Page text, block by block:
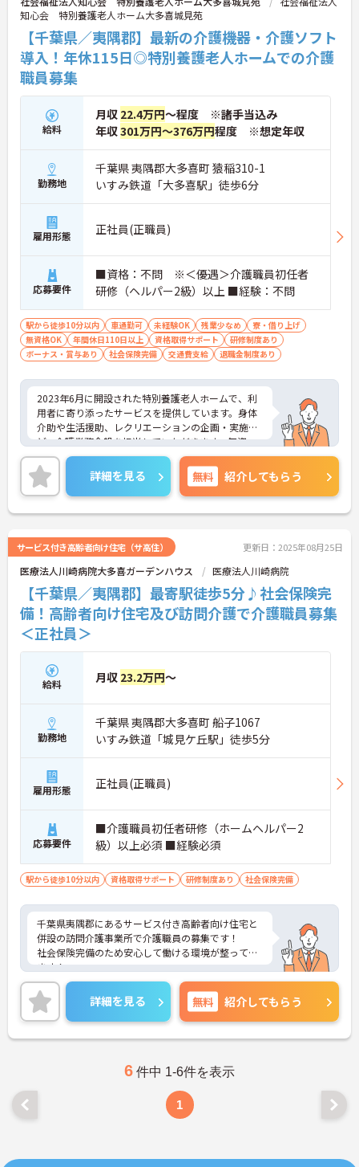
知心会 特別養護老人ホーム大多喜城見苑
【千葉県／夷隅郡】最新の介護機器・介護ソフト
導入！年休115日◎特別養護老人ホームでの介護
職員募集
給料
月収 22.4万円～程度 ※諸手当込み
年収301万円～376万円程度 ※想定年収
勤務地
千葉県 夷隅郡大多喜町 猿稲310-1
いすみ鉄道「大多喜駅」徒歩6分
雇用形態 正社員(正職員)
応募要件
■資格：不問 ※＜優遇＞介護職員初任者
研修（ヘルパー2級）以上 ■経験：不問
駅から徒歩10分以内 車通勤可 未経験OK 残業少なめ
寮・借り上げ
無資格OK
年間休日110日以上 資格取得サポート
研修制度あり
ボーナス・賞与あり
社会保険完備 交通費支給 退職金制度あり
2023年6月に開設された特別養護老人ホームで、利
用者に寄り添ったサービスを提供しています。身体
介助や生活援助、レクリエーションの企画・実施な
ど、介護業務全般を担当していただきます。無資
格・未経験の方も歓迎で、研修制度が充実している
ため安心して勤務できます。年間休日115日以上で
プライベートも大切にでき、資格取得支援制度もあ
り、働きながらスキルアップが目指せます。最新の
介護機器・介護ソフトが導入されております。興味
問い合わせください。
詳細を見る 無料 紹介してもらう
サービス付き高齢者向け住宅（サ高住） 更新日：2025年08月25日
医療法人川崎病院大多喜ガーデンハウス 医療法人川崎病院
【千葉県／夷隅郡】最寄駅徒歩5分♪社会保険完
備！高齢者向け住宅及び訪問介護で介護職員募集
＜正社員＞
給料 月収 23.2万円～
勤務地
千葉県 夷隅郡大多喜町 船子1067
いすみ鉄道「城見ケ丘駅」徒歩5分
雇用形態 正社員(正職員)
応募要件
■介護職員初任者研修（ホームヘルパー2
級）以上必須 ■経験必須
駅から徒歩10分以内 資格取得サポート 研修制度あり 社会保険完備
千葉県夷隅郡にあるサービス付き高齢者向け住宅と
併設の訪問介護事業所で介護職員の募集です！
社会保険完備のため安心して働ける環境が整ってい
ます！
最寄駅から徒歩5分の好立地で通勤も快適です♪
ご興味ある方は面接ポイントをお伝えしますので、
お気軽にご連絡ください。
詳細を見る 無料 紹介してもらう
6 件中 1-6件を表示
1